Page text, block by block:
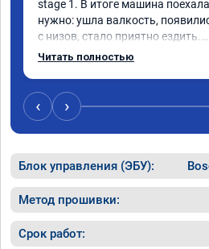
stage 1. В итоге машина
нужно: ушла валкость,
с низов, стало приятно ездить.
Одни из лучших трат, в авто! 🔥
Читать полностью
‹ ›
Блок управления (ЭБУ):
Метод прошивки:
Срок работ: